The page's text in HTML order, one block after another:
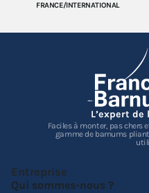
FRANCE/INTERNATIONAL
L’expert
Faciles à monter, pas chers
gamme de barnums
Entreprise
Qui sommes-nous ?